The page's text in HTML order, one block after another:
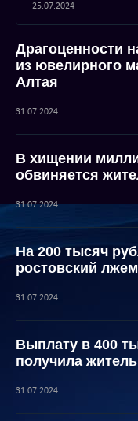
25.07.2024
Драгоценности
из ювелирного
Алтая
31.07.2024
В хищении
обвиняется
31.07.2024
На 200 тысяч
ростовский
31.07.2024
Выплату в 400
получила
31.07.2024